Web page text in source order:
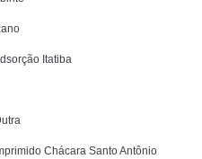
Itatiba
Chácara Santo Antônio